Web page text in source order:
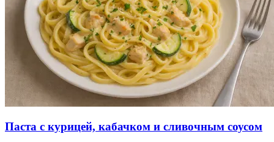
Паста с курицей, кабачком и сливочным соусом